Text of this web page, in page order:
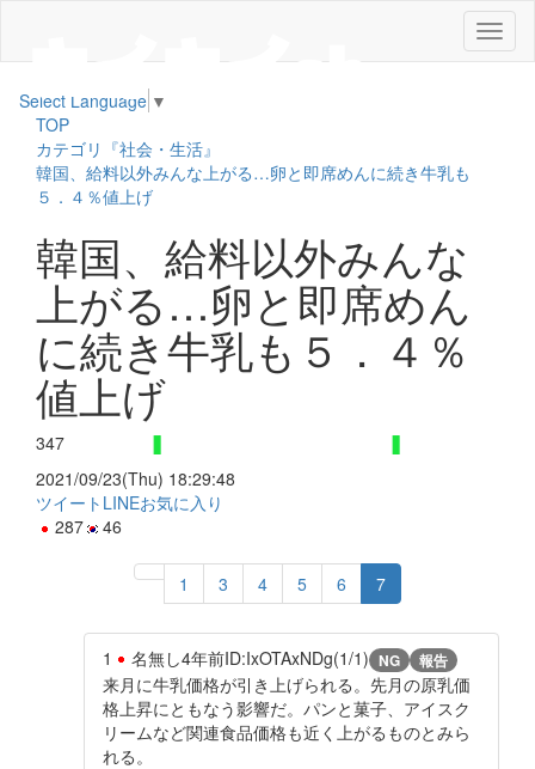
メ
ニ
Select Language ▼
TOP
カテゴリ『社会・生活』
韓国、給料以外みんな上がる…卵と即席めんに続き牛乳も
５．４％値上げ
韓国、給料以外みんな
上がる…卵と即席めん
に続き牛乳も５．４％
値上げ
347
2021/09/23(Thu) 18:29:48
ツイート LINEお気に入り
287
46
1 3 4 5 6 7
1 名無し4年前ID:IxOTAxNDg(1/1) NG 報告
来月に牛乳価格が引き上げられる。先月の原乳価
格上昇にともなう影響だ。パンと菓子、アイスク
リームなど関連食品価格も近く上がるものとみら
れる。